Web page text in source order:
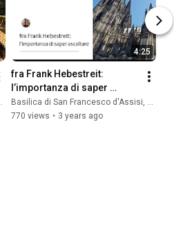
4:25
fra Frank Hebestreit:
l’importanza di saper
ascoltare
Basilica di San Francesco d'Assisi, Sacro Convento
770 views • 3 years ago